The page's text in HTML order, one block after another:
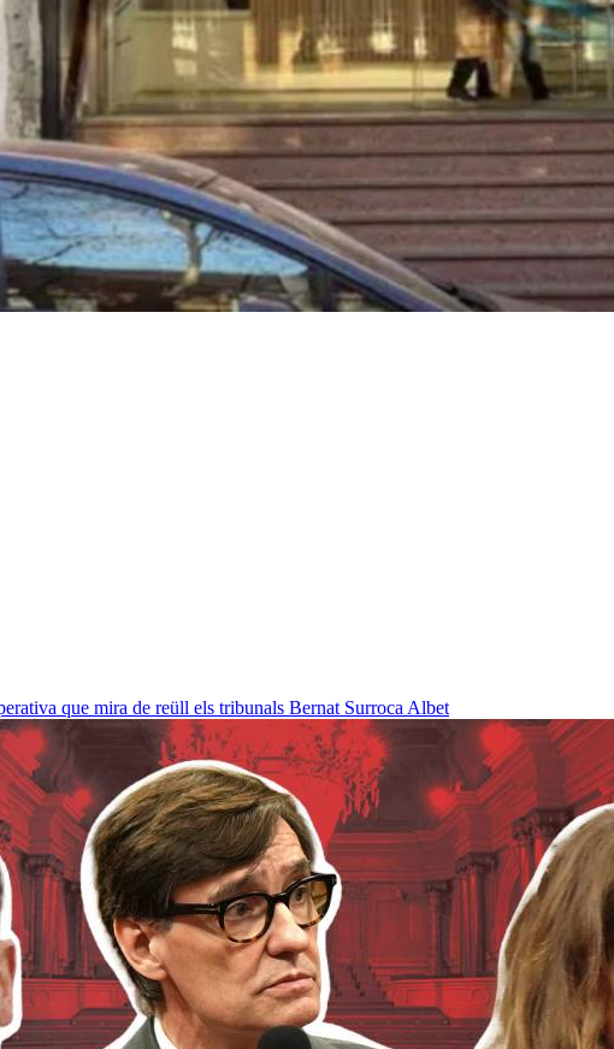
que mira de reüll els tribunals Bernat Surroca Albet